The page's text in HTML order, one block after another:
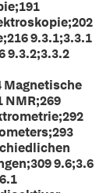
9.3.1;3.3.1
9.3.2;3.3.2
Magnetische
NMR;269
9.6;3.6